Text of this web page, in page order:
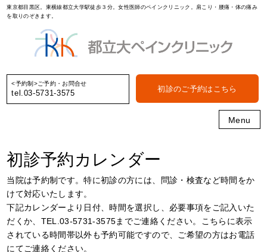
東京都目黒区。東横線都立大学駅徒歩３分。女性医師のペインクリニック。肩こり・腰痛・体の痛み
を取りのぞきます。
<予約制>ご予約・お問合せ
tel.03-5731-3575 初診のご予約はこちら
Menu
初診予約カレンダー
当院は予約制です。特に初診の方には、問診・検査など時間をか
けて対応いたします。
下記カレンダーより日付、時間を選択し、必要事項をご記入いた
だくか、TEL.03-5731-3575までご連絡ください。こちらに表示
されている時間帯以外も予約可能ですので、ご希望の方はお電話
にてご連絡ください。